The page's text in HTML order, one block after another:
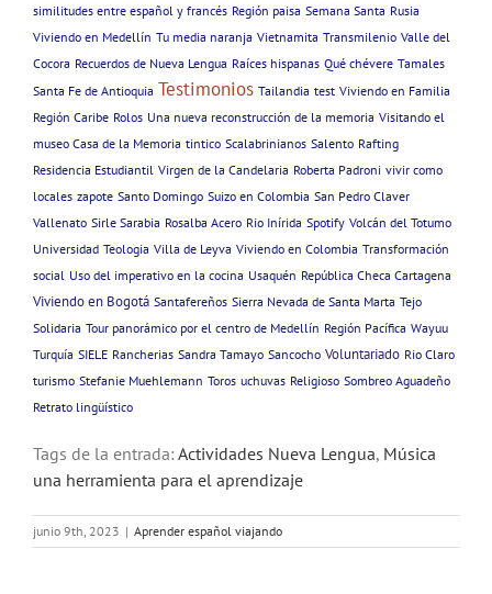
similitudes entre español y francés Región paisa Semana Santa Rusia
Viviendo en Medellín Tu media naranja Vietnamita Transmilenio Valle del
Cocora Recuerdos de Nueva Lengua Raíces hispanas Qué chévere Tamales
Santa Fe de Antioquia Testimonios Tailandia test Viviendo en Familia
Región Caribe Rolos Una nueva reconstrucción de la memoria Visitando el
museo Casa de la Memoria tintico Scalabrinianos Salento Rafting
Residencia Estudiantil Virgen de la Candelaria Roberta Padroni vivir como
locales zapote Santo Domingo Suizo en Colombia San Pedro Claver
Vallenato Sirle Sarabia Rosalba Acero Rio Inírida Spotify Volcán del Totumo
Universidad Teologia Villa de Leyva Viviendo en Colombia Transformación
social Uso del imperativo en la cocina Usaquén República Checa Cartagena
Viviendo en Bogotá Santafereños Sierra Nevada de Santa Marta Tejo
Solidaria Tour panorámico por el centro de Medellín Región Pacífica Wayuu
Turquía SIELE Rancherias Sandra Tamayo Sancocho Voluntariado Rio Claro
turismo Stefanie Muehlemann Toros uchuvas Religioso Sombreo Aguadeño
Retrato lingüístico
Tags de la entrada: Actividades Nueva Lengua, Música
una herramienta para el aprendizaje
junio 9th, 2023 | Aprender español viajando